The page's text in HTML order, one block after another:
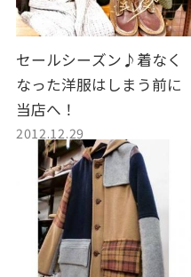
セールシーズン♪着なく
なった洋服はしまう前に
当店へ！
2012.12.29